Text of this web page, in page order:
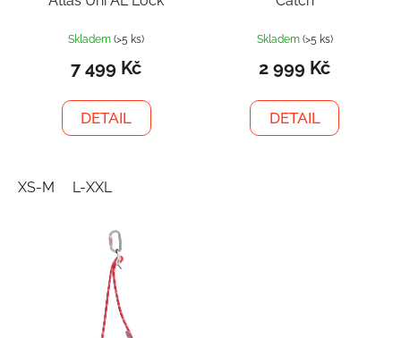
Skladem(>5 ks)
7 499 Kč
DETAIL
XS-M L-XXL
Skladem (>5 ks)
2 999 Kč
DETAIL